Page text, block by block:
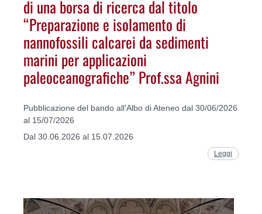
di una borsa di ricerca dal titolo
“Preparazione e isolamento di
nannofossili calcarei da sedimenti
marini per applicazioni
paleoceanografiche” Prof.ssa Agnini
Pubblicazione del bando all'Albo di Ateneo dal 30/06/2026
al 15/07/2026
Dal 30.06.2026 al 15.07.2026
Leggi